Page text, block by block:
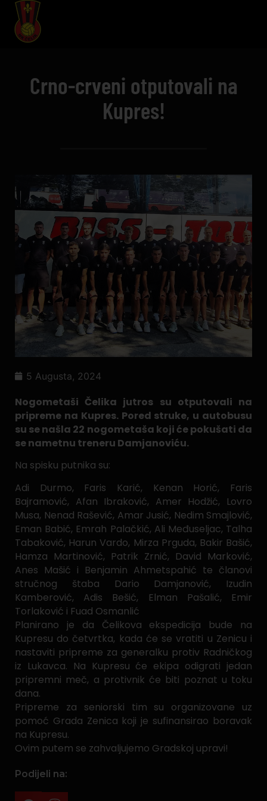
Crno-crveni otputovali na
Kupres!
5 Augusta, 2024
Nogometaši Čelika jutros su otputovali na
pripreme na Kupres. Pored struke, u autobusu
su se našla 22 nogometaša koji će pokušati da
se nametnu treneru Damjanoviću.
Na spisku putnika su:
Adi Durmo, Faris Karić, Kenan Horić, Faris
Bajramović, Afan Ibraković, Amer Hodžić, Lovro
Musa, Nenad Rašević, Amar Jusić, Nedim Smajlović,
Eman Babić, Emrah Palačkić, Ali Međuseljac, Talha
Tabaković, Harun Vardo, Mirza Prguda, Bakir Bašić,
Hamza Martinović, Patrik Zrnić, David Marković,
Anes Mašić i Benjamin Ahmetspahić te članovi
stručnog štaba Dario Damjanović, Izudin
Kamberović, Adis Bešić, Elman Pašalić, Emir
Torlaković i Fuad Osmanlić
Planirano je da Čelikova ekspedicija bude na
Kupresu do četvrtka, kada će se vratiti u Zenicu i
nastaviti pripreme za generalku protiv Radničkog
iz Lukavca. Na Kupresu će ekipa odigrati jedan
pripremni meč, a protivnik će biti poznat u toku
dana.
Pripreme za seniorski tim su organizovane uz
pomoć Grada Zenica koji je sufinansirao boravak
na Kupresu.
Ovim putem se zahvaljujemo Gradskoj upravi!
Podijeli na: